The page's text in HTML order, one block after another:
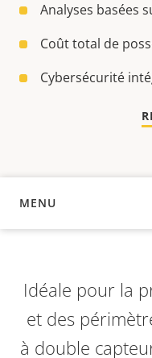
Analyses basées
Coût total de
Cybersécurité
MENU
APERÇU
Idéale pour la
et des
à double